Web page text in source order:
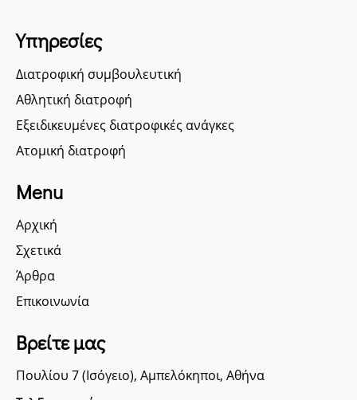
Υπηρεσίες
Διατροφική συμβουλευτική
Αθλητική διατροφή
Εξειδικευμένες διατροφικές ανάγκες
Ατομική διατροφή
Menu
Αρχική
Σχετικά
Άρθρα
Επικοινωνία
Βρείτε μας
Πουλίου 7 (Ισόγειο), Αμπελόκηποι, Αθήνα